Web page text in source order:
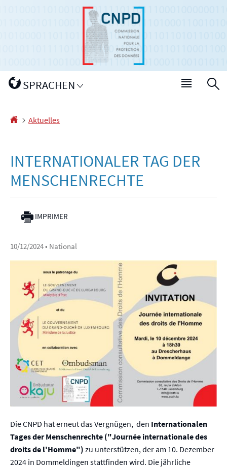
Sprache
wechselnSPRACHEN
Haupt-
Startseite
Aktuelles
INTERNATIONALER TAG DER
MENSCHENRECHTE
IMPRIMER
10/12/2024• National
Die CNPD hat erneut das Vergnügen, den Internationalen
Tages der Menschenrechte ("Journée internationale des
droits de l'Homme") zu unterstützen, der am 10. Dezember
2024 in Dommeldingen stattfinden wird. Die jährliche